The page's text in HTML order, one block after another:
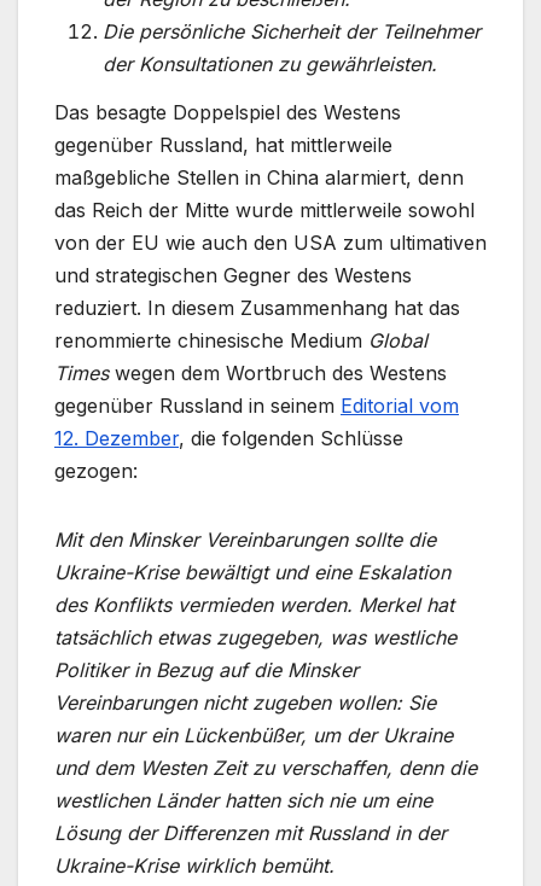
Die persönliche Sicherheit der Teilnehmer
der Konsultationen zu gewährleisten.
Das besagte Doppelspiel des Westens
gegenüber Russland, hat mittlerweile
maßgebliche Stellen in China alarmiert, denn
das Reich der Mitte wurde mittlerweile sowohl
von der EU wie auch den USA zum ultimativen
und strategischen Gegner des Westens
reduziert. In diesem Zusammenhang hat das
renommierte chinesische Medium Global
Timeswegen dem Wortbruch des Westens
gegenüber Russland in seinem Editorial vom
12. Dezember, die folgenden Schlüsse
gezogen:
Mit den Minsker Vereinbarungen sollte die
Ukraine-Krise bewältigt und eine Eskalation
des Konflikts vermieden werden. Merkel hat
tatsächlich etwas zugegeben, was westliche
Politiker in Bezug auf die Minsker
Vereinbarungen nicht zugeben wollen: Sie
waren nur ein Lückenbüßer, um der Ukraine
und dem Westen Zeit zu verschaffen, denn die
westlichen Länder hatten sich nie um eine
Lösung der Differenzen mit Russland in der
Ukraine-Krise wirklich bemüht.